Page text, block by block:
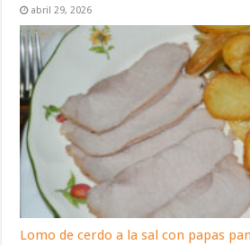
abril 29, 2026
Lomo de cerdo a la sal con papas